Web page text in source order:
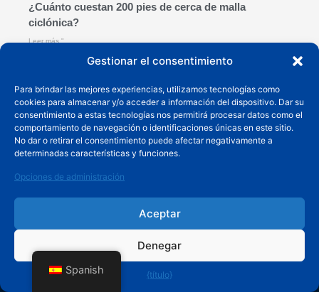
Gestionar el consentimiento
Para brindar las mejores experiencias, utilizamos tecnologías como
cookies para almacenar y/o acceder a información del dispositivo. Dar su
consentimiento a estas tecnologías nos permitirá procesar datos como el
comportamiento de navegación o identificaciones únicas en este sitio.
No dar o retirar el consentimiento puede afectar negativamente a
determinadas características y funciones.
Opciones de administración
Aceptar
Denegar
{título}
¿Cuánto cuestan 200 pies de cerca de malla
ciclónica?
Leer más "
Cómo instalar una cerca de malla ciclónica
Leer más "
productos populares
Spanish